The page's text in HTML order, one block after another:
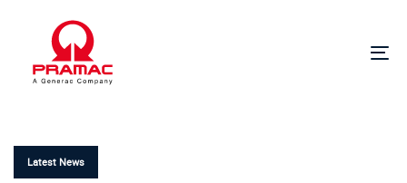
navigation
Latest News